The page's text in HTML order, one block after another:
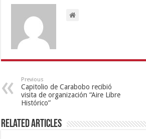
Previous
Capitolio de Carabobo recibió
visita de organización “Aire Libre
Histórico”
Related Articles